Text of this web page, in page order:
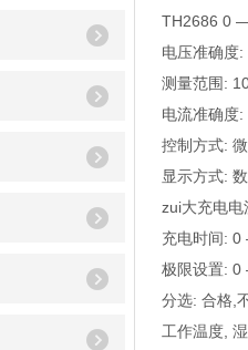
TH2686 0
电压准确度
测量范围:
电流准确度
控制方式:
显示方式:
zui大充电
充电时间:
极限设置:
分选: 合格,
工作温度,